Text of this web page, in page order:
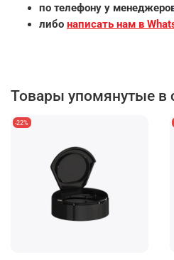
по телефону у
либо написать нам в
Товары упомянутые в
-22%